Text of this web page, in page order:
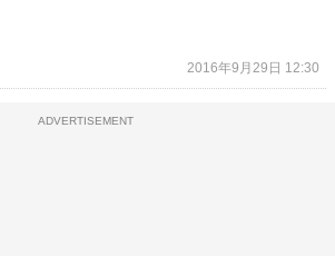
2016年9月29日 12:30
ADVERTISEMENT